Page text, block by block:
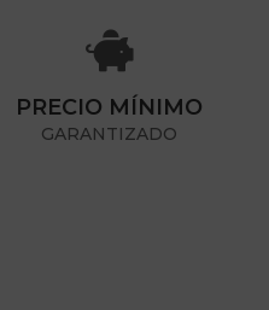

PRECIO MÍNIMO
GARANTIZADO